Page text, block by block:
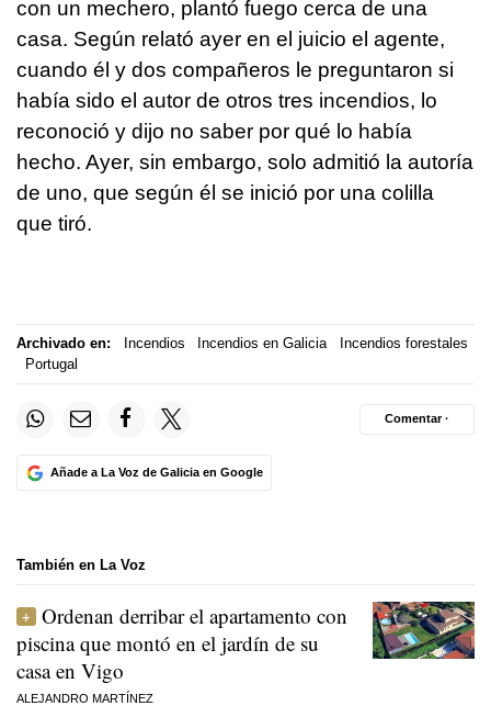
con un mechero, plantó fuego cerca de una
casa. Según relató ayer en el juicio el agente,
cuando él y dos compañeros le preguntaron si
había sido el autor de otros tres incendios, lo
reconoció y dijo no saber por qué lo había
hecho. Ayer, sin embargo, solo admitió la autoría
de uno, que según él se inició por una colilla
que tiró.
Archivado en: Incendios Incendios en Galicia
Incendios forestales
Portugal
Añade a La Voz de Galicia en Google
Comentar ·
También en La Voz
Ordenan derribar el apartamento con
piscina que montó en el jardín de su
casa en Vigo
ALEJANDRO MARTÍNEZ